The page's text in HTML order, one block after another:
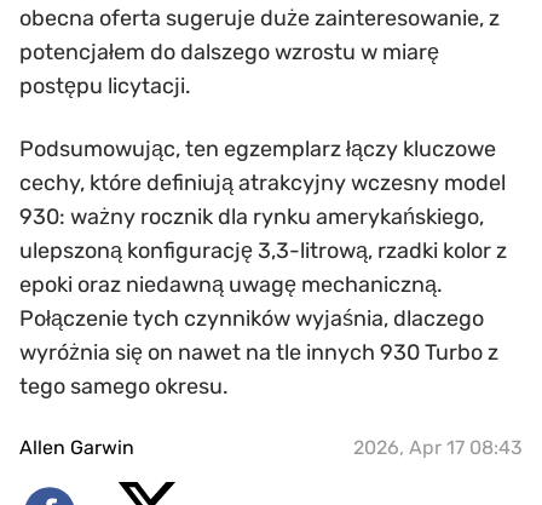
obecna oferta sugeruje duże zainteresowanie, z
potencjałem do dalszego wzrostu w miarę
postępu licytacji.
Podsumowując, ten egzemplarz łączy kluczowe
cechy, które definiują atrakcyjny wczesny model
930: ważny rocznik dla rynku amerykańskiego,
ulepszoną konfigurację 3,3-litrową, rzadki kolor z
epoki oraz niedawną uwagę mechaniczną.
Połączenie tych czynników wyjaśnia, dlaczego
wyróżnia się on nawet na tle innych 930 Turbo z
tego samego okresu.
Allen Garwin 2026, Apr 17 08:43